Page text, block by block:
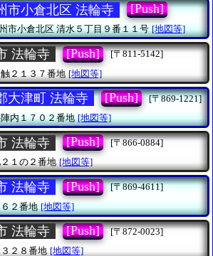
市小倉北区 法輪寺 [Push]
市小倉北区清水５丁目９番１１号 [地図等]
法輪寺 [Push]
[〒811-5142]
２１３７番地 [地図等]
大津町 法輪寺 [Push]
[〒869-1221]
内１７０２番地 [地図等]
法輪寺 [Push]
[〒866-0884]
１の２番地 [地図等]
法輪寺 [Push]
[〒869-4611]
２番地 [地図等]
法輪寺 [Push]
[〒872-0023]
２８番地 [地図等]